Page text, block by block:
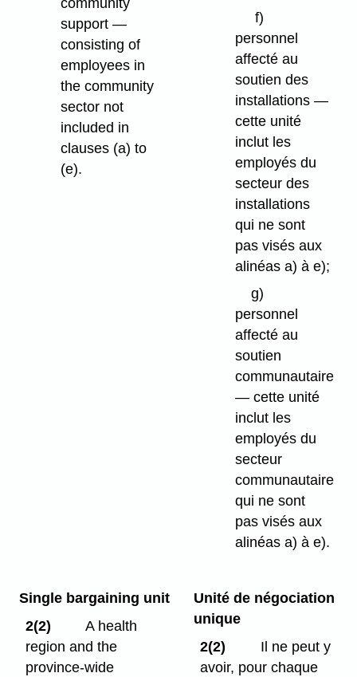
community
support —
consisting of
employees in
the community
sector not
included in
clauses (a) to
(e).
f)
personnel
affecté au
soutien des
installations —
cette unité
inclut les
employés du
secteur des
installations
qui ne sont
pas visés aux
alinéas a) à e);
g)
personnel
affecté au
soutien
communautaire
— cette unité
inclut les
employés du
secteur
communautaire
qui ne sont
pas visés aux
alinéas a) à e).
Single bargaining unit
2(2)
A health
region and the
province-wide
Unité de négociation
unique
2(2)
Il ne peut y
avoir, pour chaque